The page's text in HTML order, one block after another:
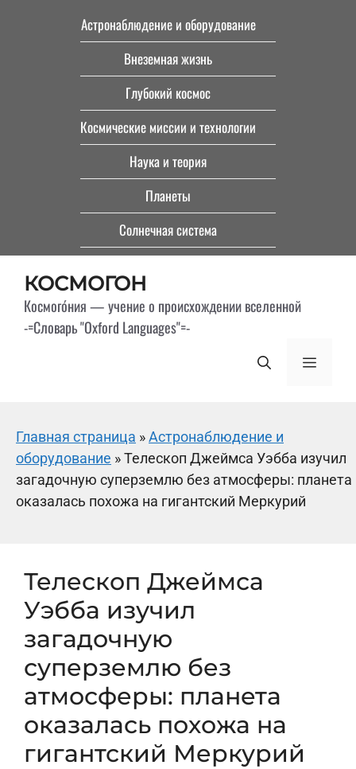
Астронаблюдение и оборудование
Внеземная жизнь
Глубокий космос
Космические миссии и технологии
Наука и теория
Планеты
Солнечная система
КОСМОГОН
Космого́ния — учение о происхождении вселенной
-=Словарь "Oxford Languages"=-
Меню
Главная страница »Астронаблюдение и
оборудование »Телескоп Джеймса Уэбба изучил
загадочную суперземлю без атмосферы: планета
оказалась похожа на гигантский Меркурий
Телескоп Джеймса
Уэбба изучил
загадочную
суперземлю без
атмосферы: планета
оказалась похожа на
гигантский Меркурий